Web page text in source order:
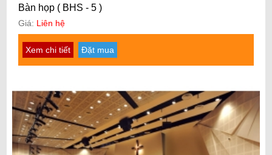
Bàn họp ( BHS - 5 )
Giá: Liên hệ
Xem chi tiết Đặt mua